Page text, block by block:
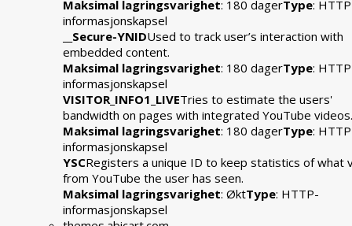
Maksimal lagringsvarighet: 180 dagerType:
informasjonskapsel
__Secure-YNIDUsed to track user’s interaction with
embedded content.
Maksimal lagringsvarighet: 180 dagerType:
informasjonskapsel
VISITOR_INFO1_LIVETries to estimate the users'
bandwidth on pages with integrated YouTube videos.
Maksimal lagringsvarighet: 180 dagerType:
informasjonskapsel
YSCRegisters a unique ID to keep statistics of what
from YouTube the user has seen.
Maksimal lagringsvarighet: ØktType: HTTP-
informasjonskapsel